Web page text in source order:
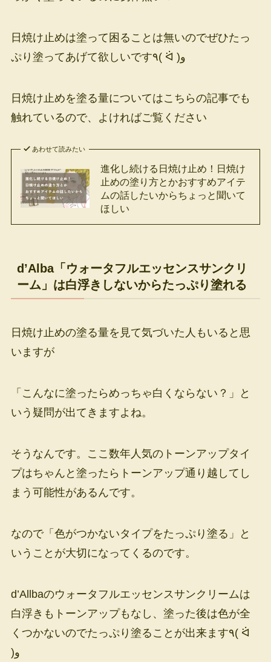
日焼け止めは塗って困ることは無いのでぜひたっ
ぷり塗ってあげて欲しいです٩( ᐛ )و
日焼け止めを塗る量についてはこちらの記事でも
触れているので、よければご覧ください
あわせて読みたい
進化し続ける日焼け止め！日焼け
止めの塗り方とかおすすめアイテ
ムの話したいからちょっと聞いて
ほしい
d’Alba「ウォータフルエッセンスサンクリ
ーム」は白浮きしないからたっぷり塗れる
日焼け止めの塗る量を見て気づいた人もいると思
いますが
「こんなに塗ったらめっちゃ白くならない？」と
いう疑問が出てきますよね。
そうなんです。ここ数年人気のトーンアップタイ
プはちゃんと塗ったらトーンアップ通り越してし
まう可能性があるんです。
なので「色がつかないタイプをたっぷり塗る」と
いうことが大切になってくるのです。
d’Allbaのウォータフルエッセンスサンクリームは
白浮きもトーンアップもなし、塗った後は色が全
くつかないのでたっぷり塗ることが出来ます٩( ᐛ
)و